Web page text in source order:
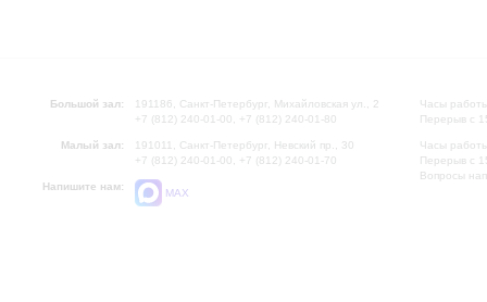
Большой зал:
191186, Санкт-Петербург, Михайловская ул., 2
+7 (812) 240-01-00, +7 (812) 240-01-80
Малый зал:
191011, Санкт-Петербург, Невский пр., 30
+7 (812) 240-01-00, +7 (812) 240-01-70
Напишите нам:
MAX
Часы
Перерыв с
Часы
Перерыв с
Вопросы